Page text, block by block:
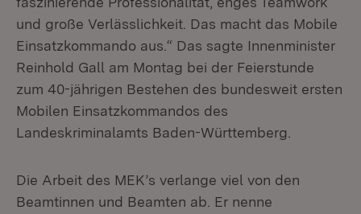
und große Verlässlichkeit. Das macht das Mobile
Einsatzkommando aus.“ Das sagte Innenminister
Reinhold Gall am Montag bei der Feierstunde
zum 40-jährigen Bestehen des bundesweit ersten
Mobilen Einsatzkommandos des
Landeskriminalamts Baden-Württemberg.
Die Arbeit des MEK’s verlange viel von den
Beamtinnen und Beamten ab. Er nenne